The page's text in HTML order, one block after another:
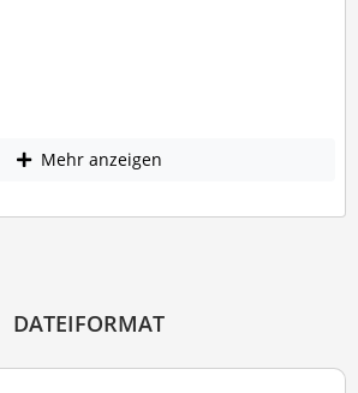
Mehr anzeigen
DATEIFORMAT